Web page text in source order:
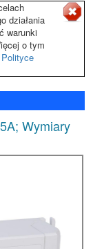
działania
warunki
o tym
Polityce
Wymiary